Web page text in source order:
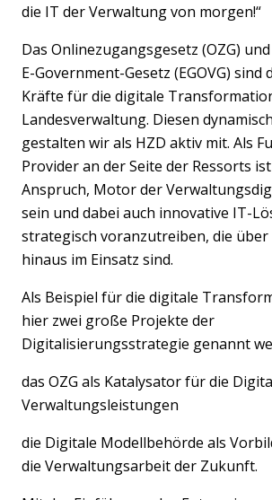
die IT der Verwaltung von morgen!“
Das Onlinezugangsgesetz (OZG)
E-Government-Gesetz (EGOVG) sind
Kräfte für die digitale
Landesverwaltung. Diesen
gestalten wir als HZD aktiv mit. Als
Provider an der Seite der Ressorts
Anspruch, Motor der
sein und dabei auch innovative IT-
strategisch voranzutreiben, die über
hinaus im Einsatz sind.
Als Beispiel für die digitale
hier zwei große Projekte der
Digitalisierungsstrategie genannt
das OZG als Katalysator für die
Verwaltungsleistungen
die Digitale Modellbehörde als
die Verwaltungsarbeit der Zukunft.